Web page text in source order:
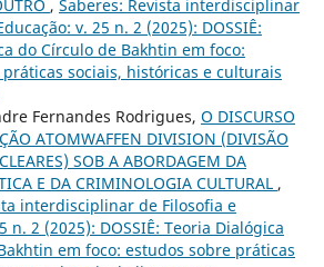
, Saberes: Revista interdisciplinar
v. 25 n. 2 (2025): DOSSIÊ:
do Círculo de Bakhtin em foco:
sociais, históricas e culturais
Fernandes Rodrigues, O DISCURSO
ATOMWAFFEN DIVISION (DIVISÃO
SOB A ABORDAGEM DA
E DA CRIMINOLOGIA CULTURAL ,
interdisciplinar de Filosofia e
n. 2 (2025): DOSSIÊ: Teoria Dialógica
em foco: estudos sobre práticas